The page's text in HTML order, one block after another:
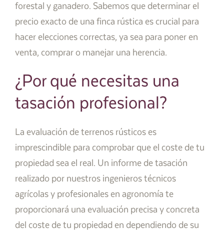
forestal y ganadero. Sabemos que determinar el
precio exacto de una finca rústica es crucial para
hacer elecciones correctas, ya sea para poner en
venta, comprar o manejar una herencia.
¿Por qué necesitas una
tasación profesional?
La evaluación de terrenos rústicos es
imprescindible para comprobar que el coste de tu
propiedad sea el real. Un informe de tasación
realizado por nuestros ingenieros técnicos
agrícolas y profesionales en agronomía te
proporcionará una evaluación precisa y concreta
del coste de tu propiedad en dependiendo de su